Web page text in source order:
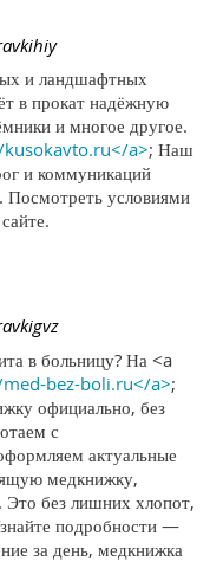
и ландшафтных
в прокат надёжную
и многое другое.
a>; Наш
и коммуникаций
Посмотреть условиями
в больницу? На <a
bez-boli.ru</a>;
официально, без
с
актуальные
медкнижку,
без лишних хлопот,
подробности —
за день, медкнижка